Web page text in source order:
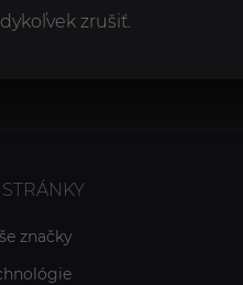
zrušiť.
STRÁNKY
značky